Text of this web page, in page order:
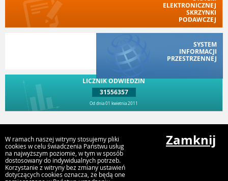
ELEKTRONICZNEJ
SKRZYNKI
PODAWCZEJ
SYSTEM
INFORMACJI
PRZESTRZENNEJ
LICZNIK ODWIEDZIN
31556357
Od dnia 01 kwietnia 2011
Gmina Walim
Boczna 9, 58-320 Walim
W ramach naszej witryny stosujemy pliki
cookies w celu świadczenia Państwu usług
na najwyższym poziomie, w tym w sposób
dostosowany do indywidualnych potrzeb.
Korzystanie z witryny bez zmiany ustawień
dotyczących cookies oznacza, że będą one
Zamknij